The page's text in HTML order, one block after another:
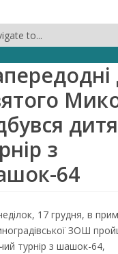
з
64
17 грудня, в
ЗОШ
турнір з шашок-64,